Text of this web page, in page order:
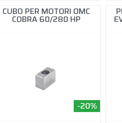
CUBO PER MOTORI OMC
COBRA 60/280 HP
-20%